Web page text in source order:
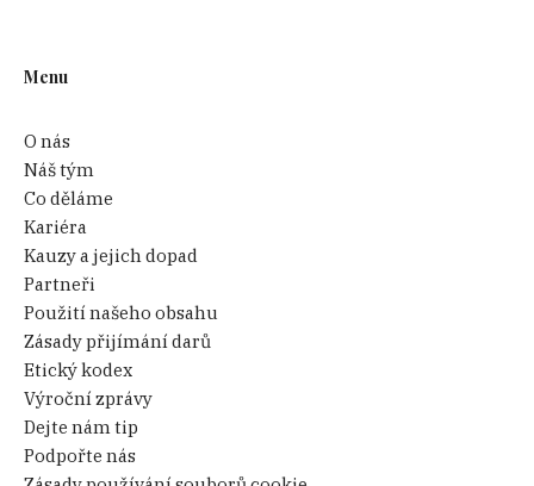
Menu
O nás
Náš tým
Co děláme
Kariéra
Kauzy a jejich dopad
Partneři
Použití našeho obsahu
Zásady přijímání darů
Etický kodex
Výroční zprávy
Dejte nám tip
Podpořte nás